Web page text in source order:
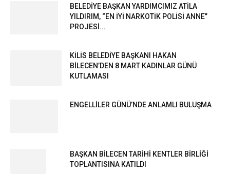
BELEDİYE BAŞKAN YARDIMCIMIZ ATİLA
YILDIRIM, “EN İYİ NARKOTİK POLİSİ ANNE”
PROJESİ...
KİLİS BELEDİYE BAŞKANI HAKAN
BİLECEN’DEN 8 MART KADINLAR GÜNÜ
KUTLAMASI
ENGELLİLER GÜNÜ’NDE ANLAMLI BULUŞMA
BAŞKAN BİLECEN TARİHİ KENTLER BİRLİĞİ
TOPLANTISINA KATILDI